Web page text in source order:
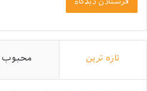
گربه است!
تازه ترین محبوب